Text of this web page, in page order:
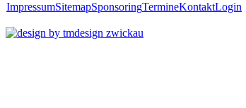
ImpressumSitemapSponsoringTermineKontaktLogin